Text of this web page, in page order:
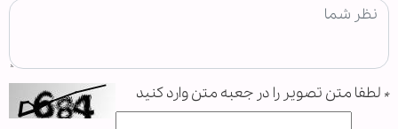
* لطفا متن تصویر را در جعبه متن وارد کنید